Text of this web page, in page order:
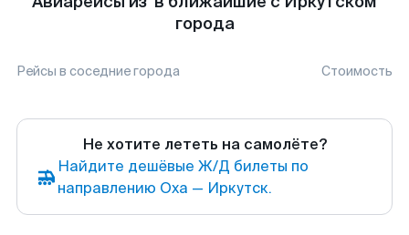
города
Рейсы в соседние города Стоимость
Не хотите лететь на самолёте?
Найдите дешёвые Ж/Д билеты по
направлению Оха — Иркутск.